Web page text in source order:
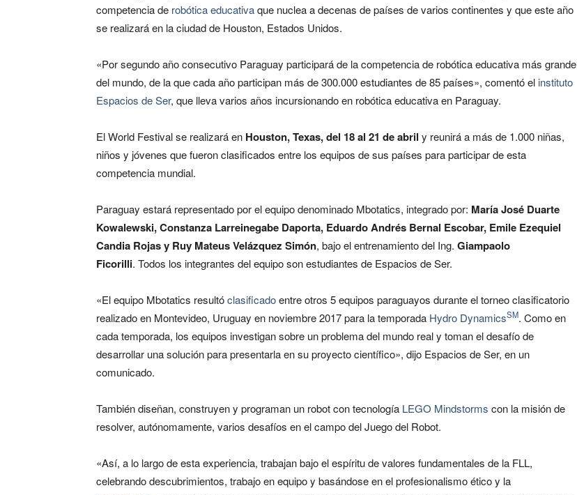
competencia de robótica educativaque nuclea a decenas de países de varios continentes y que este año
se realizará en la ciudad de Houston, Estados Unidos.
«Por segundo año consecutivo Paraguay participará de la competencia de robótica educativa más grande
del mundo, de la que cada año participan más de 300.000 estudiantes de 85 países», comentó el instituto
Espacios de Ser, que lleva varios años incursionando en robótica educativa en Paraguay.
El World Festival se realizará en Houston, Texas, del 18 al 21 de abril y reunirá a más de 1.000 niñas,
niños y jóvenes que fueron clasificados entre los equipos de sus países para participar de esta
competencia mundial.
Paraguay estará representado por el equipo denominado Mbotatics, integrado por: María José Duarte
Kowalewski, Constanza Larreinegabe Daporta, Eduardo Andrés Bernal Escobar, Emile Ezequiel
Candia Rojas y Ruy Mateus Velázquez Simón, bajo el entrenamiento del Ing. Giampaolo
Ficorilli. Todos los integrantes del equipo son estudiantes de Espacios de Ser.
«El equipo Mbotatics resultóclasificadoentre otros 5 equipos paraguayos durante el torneo clasificatorio
realizado en Montevideo, Uruguay en noviembre 2017 para la temporada Hydro DynamicsSM. Como en
cada temporada, los equipos investigan sobre un problema del mundo real y toman el desafío de
desarrollar una solución para presentarla en su proyecto científico», dijo Espacios de Ser, en un
comunicado.
También diseñan, construyen y programan un robot con tecnología LEGO Mindstorms con la misión de
resolver, autónomamente, varios desafíos en el campo del Juego del Robot.
«Así, a lo largo de esta experiencia, trabajan bajo el espíritu de valores fundamentales de la FLL,
celebrando descubrimientos, trabajo en equipo y basándose en el profesionalismo ético y la